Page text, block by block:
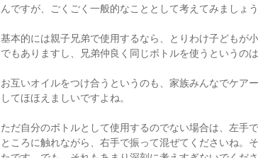
んですが、ごくごく一般的なこととして考えてみましょう
基本的には親子兄弟で使用するなら、とりわけ子どもが
でもありますし、兄弟仲良く同じボトルを使うというの
お互いオイルをつけ合うというのも、家族みんなでケア
してほほえましいですよね。
ただ自分のボトルとして使用するのでない場合は、左手
ところに触れながら、右手で振って混ぜてくださいね。